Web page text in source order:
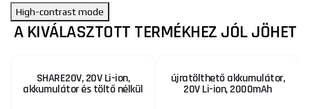
High-contrast mode
A KIVÁLASZTOTT TERMÉKHEZ JÓL JÖHET
SHARE20V, 20V Li-ion,
akkumulátor és töltő nélkül
újratölthető akkumulátor,
20V Li-ion, 2000mAh